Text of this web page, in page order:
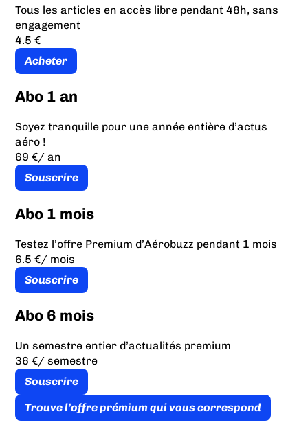
Tous les articles en accès libre pendant 48h, sans
engagement
4.5 €
Acheter
Abo 1 an
Soyez tranquille pour une année entière d’actus
aéro !
69 €/ an
Souscrire
Abo 1 mois
Testez l’offre Premium d’Aérobuzz pendant 1 mois
6.5 €/ mois
Souscrire
Abo 6 mois
Un semestre entier d’actualités premium
36 €/ semestre
Souscrire
Trouve l’offre prémium qui vous correspond